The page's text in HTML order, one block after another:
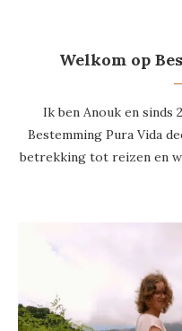
Welkom op
Ik ben Anouk en sinds
Bestemming Pura Vida
betrekking tot reizen en